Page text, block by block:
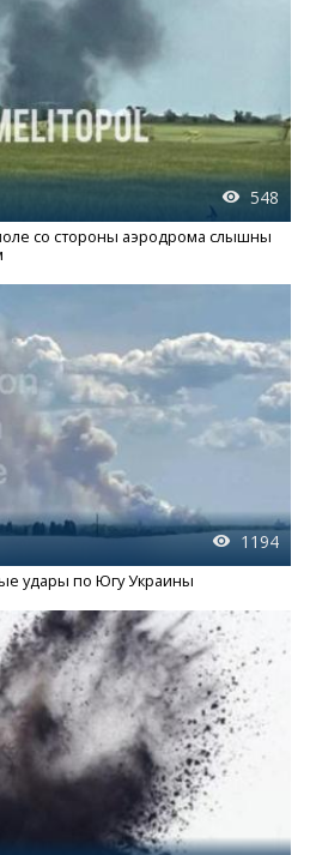
548
со стороны аэродрома слышны
1194
удары по Югу Украины